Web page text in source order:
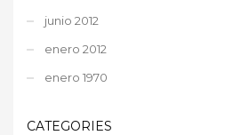
junio 2012
enero 2012
enero 1970
CATEGORIES